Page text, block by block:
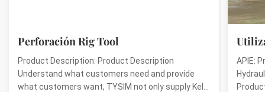
Perforación Rig Tool
Product Description: Product Description
Understand what customers need and provide
what customers want, TYSIM not only supply Kelly
APIE: